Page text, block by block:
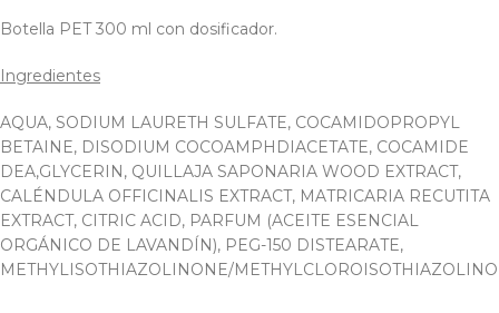
Botella PET 300 ml con dosificador.
Ingredientes
AQUA, SODIUM LAURETH SULFATE, COCAMIDOPROPYL
BETAINE, DISODIUM COCOAMPHDIACETATE, COCAMIDE
DEA,GLYCERIN, QUILLAJA SAPONARIA WOOD EXTRACT,
CALÉNDULA OFFICINALIS EXTRACT, MATRICARIA RECUTITA
EXTRACT, CITRIC ACID, PARFUM (ACEITE ESENCIAL
ORGÁNICO DE LAVANDÍN), PEG-150 DISTEARATE,
METHYLISOTHIAZOLINONE/